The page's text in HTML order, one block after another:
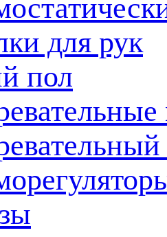
для рук
пол